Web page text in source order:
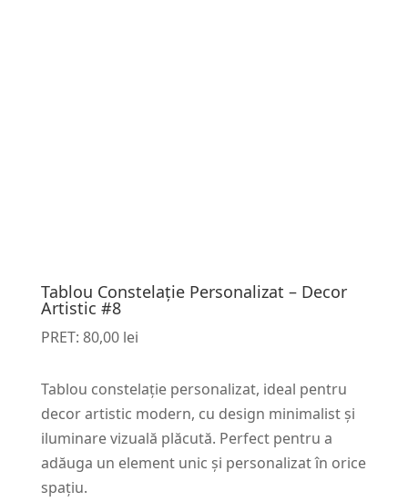
Tablou Constelație Personalizat – Decor
Artistic #8
PRET: 80,00 lei
Tablou constelație personalizat, ideal pentru
decor artistic modern, cu design minimalist și
iluminare vizuală plăcută. Perfect pentru a
adăuga un element unic și personalizat în orice
spațiu.